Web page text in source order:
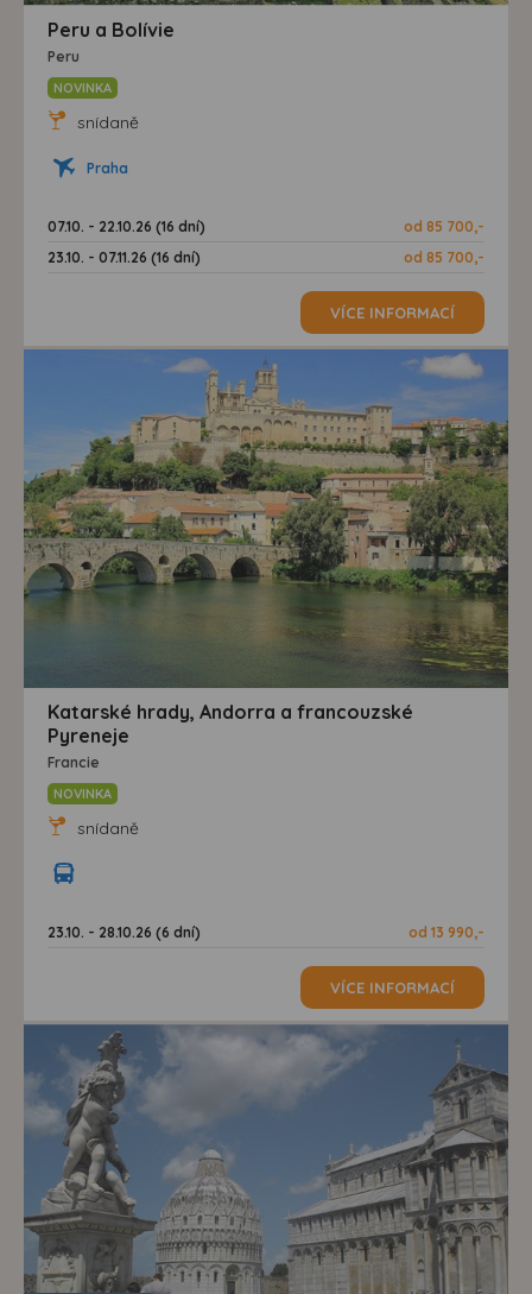
Peru a Bolívie
Peru
NOVINKA
snídaně
Praha
07.10. - 22.10.26 (16 dní)
od 85 700,-
23.10. - 07.11.26 (16 dní)
od 85 700,-
VÍCE INFORMACÍ
Katarské hrady, Andorra a francouzské
Pyreneje
Francie
NOVINKA
snídaně
23.10. - 28.10.26 (6 dní) od 13 990,-
VÍCE INFORMACÍ